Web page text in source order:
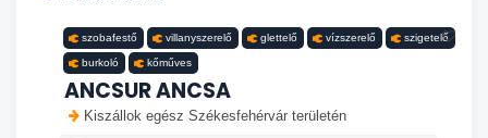
szobafestő villanyszerelő glettelő vízszerelő szigetelő
burkoló kőműves
ANCSUR ANCSA
Kiszállok egész Székesfehérvár területén